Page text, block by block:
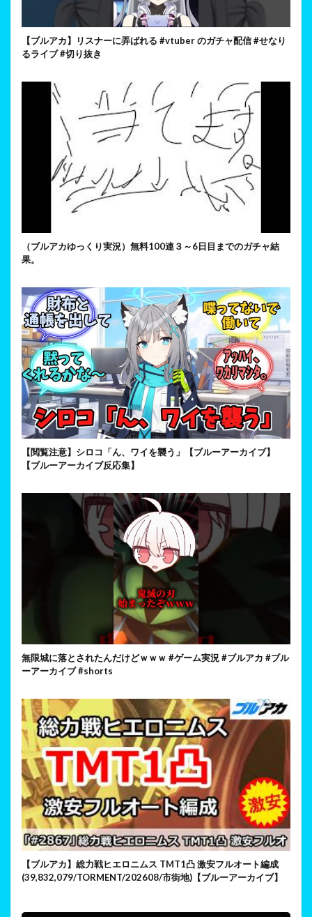
【ブルアカ】リスナーに弄ばれる #vtuber のガチャ配信 #せなり
るライブ #切り抜き
（ブルアカゆっくり実況）無料100連３～6日目までのガチャ結
果。
【閲覧注意】シロコ「ん、ワイを襲う」【ブルーアーカイブ】
【ブルーアーカイブ反応集】
無限城に落とされたんだけどｗｗｗ #ゲーム実況 #ブルアカ #ブル
ーアーカイブ #shorts
【ブルアカ】総力戦ヒエロニムス TMT1凸 激安フルオート編成
(39,832,079/TORMENT/202608/市街地)【ブルーアーカイブ】